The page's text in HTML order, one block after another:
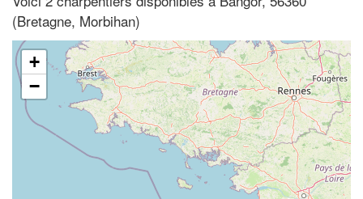
(Bretagne, Morbihan)
+
−